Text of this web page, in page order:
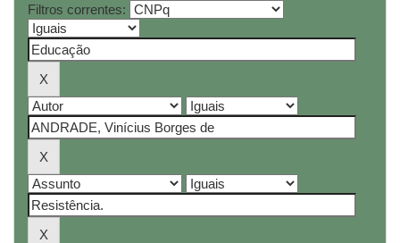
Filtros correntes: